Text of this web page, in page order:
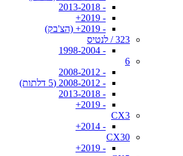
- 2013-2018
- 2019+
- 2019+ (הצ'בק)
323 / לנטיס
- 1998-2004
6
- 2008-2012
- 2008-2012 (5 דלתות)
- 2013-2018
- 2019+
CX3
- 2014+
CX30
- 2019+